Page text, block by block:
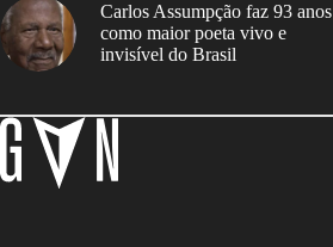
Carlos Assumpção faz 93 anos
como maior poeta vivo e
invisível do Brasil